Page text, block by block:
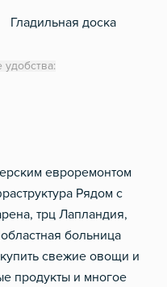
Гладильная доска
удобства:
евроремонтом
Рядом с
трц Лапландия,
больница
свежие овощи и
продукты и многое